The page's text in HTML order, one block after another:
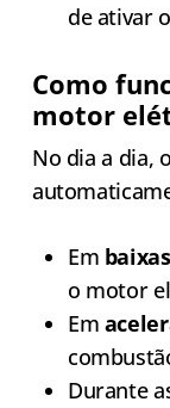
de ativar
Como
motor
No dia a dia,
Em
o motor
Em
Durante